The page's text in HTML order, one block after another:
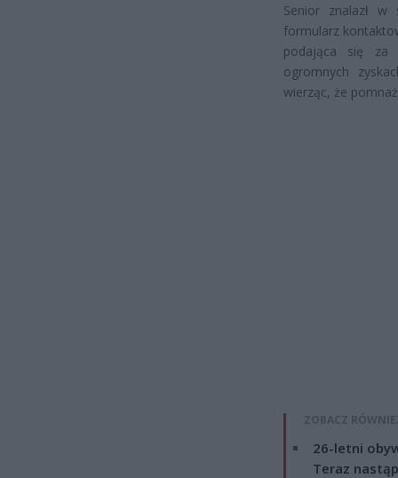
Senior znalazł w
formularz
podająca się za
ogromnych
wierząc, że
ZOBACZ
26-letni
Teraz